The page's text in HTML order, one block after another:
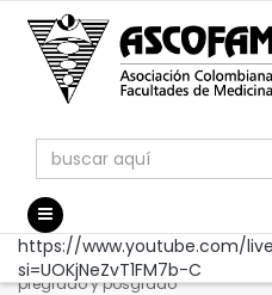
https://www.youtube.com/
si=UOKjNeZvT1FM7b-C
Home / Videocast / Webinar /
Webinar: Enfoque Familiar y
pregrado y posgrado